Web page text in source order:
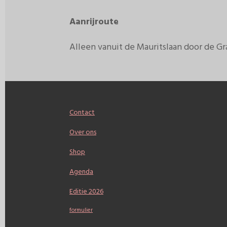
Aanrijroute
Alleen vanuit de Mauritslaan door de
Contact
Over ons
Shop
Agenda
Editie 2026
formulier